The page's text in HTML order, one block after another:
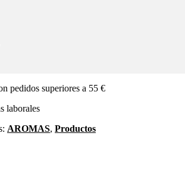
pedidos superiores a 55 €
laborales
AROMAS, Productos